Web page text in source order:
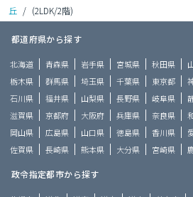
丘 / (2LDK/2階)
都道府県から探す
北海道 青森県 岩手県 宮城県 秋田県
栃木県
群馬県 埼玉県 千葉県 東京都
石川県
福井県 山梨県 長野県 岐阜県
滋賀県
京都府 大阪府 兵庫県 奈良県
岡山県
広島県 山口県 徳島県 香川県
佐賀県
長崎県 熊本県 大分県 宮崎県
政令指定都市から探す